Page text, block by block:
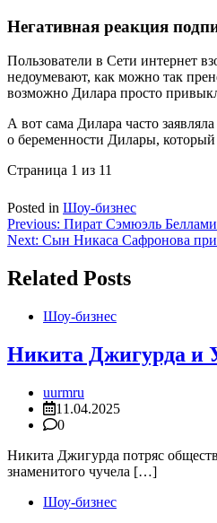
Негативная реакция
Пользователи в Сети интернет
недоумевают, как можно так
возможно Дилара просто
А вот сама Дилара часто
о беременности Дилары, который
Страница 1 из 11
Posted in Шоу-бизнес
Навигация
по
записям
Previous: Пират Сэмюэль
Next: Сын Никаса Сафронова
Related Posts
Шоу-бизнес
Никита Джигурда и
uurmru
11.04.2025
0
Никита Джигурда потряс
знаменитого чучела […]
Шоу-бизнес